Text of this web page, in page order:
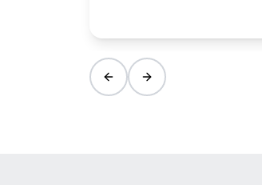
Previous slide
Next slide